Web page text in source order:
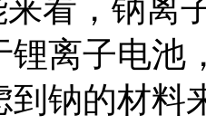
来看，钠离
锂离子电池
到钠的材料